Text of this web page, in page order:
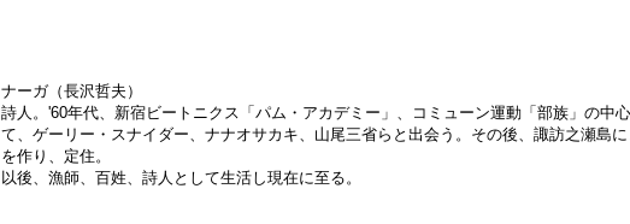
ナーガ（長沢哲夫）
詩人。'60年代、新宿ビートニクス「パム・アカデミー」、コミューン運動「部族」の中
て、ゲーリー・スナイダー、ナナオサカキ、山尾三省らと出会う。その後、諏訪之瀬島
を作り、定住。
以後、漁師、百姓、詩人として生活し現在に至る。